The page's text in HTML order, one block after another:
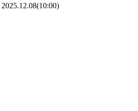
2025.12.08(10:00)